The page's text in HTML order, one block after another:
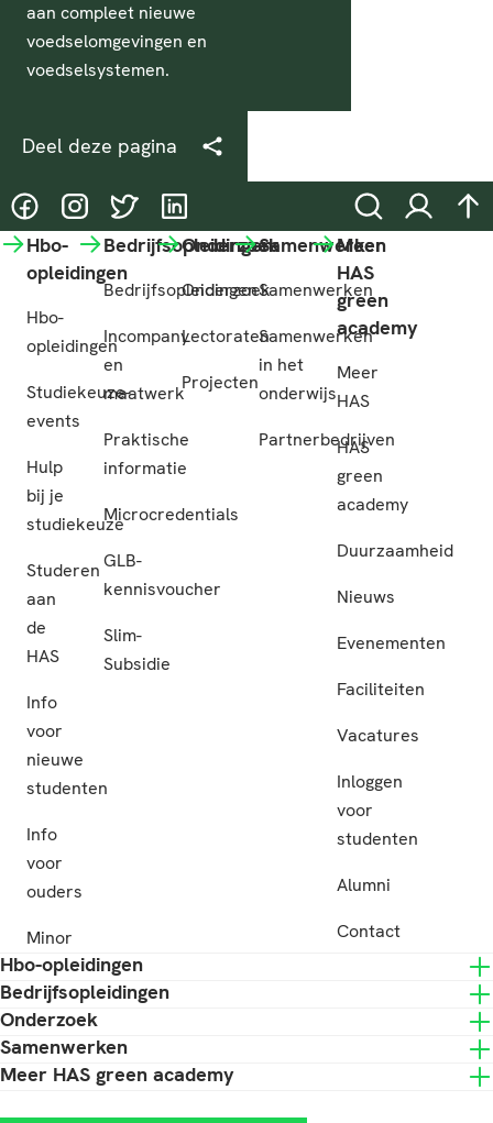
aan compleet nieuwe
voedselomgevingen en
voedselsystemen.
Deel deze pagina
@HASgreenacademy
@HASgreenacademy
@greenacademyHAS
@HASgreenacademy ZoekenInloggen
Hbo-
opleidingen
Hbo-
opleidingen
Studiekeuze-
events
Hulp
bij je
studiekeuze
Studeren
aan
de
HAS
Info
voor
nieuwe
studenten
Info
voor
ouders
Minor
Bedrijfsopleidingen
Bedrijfsopleidingen
Incompany
en
maatwerk
Praktische
informatie
Microcredentials
GLB-
kennisvoucher
Slim-
Subsidie
Onderzoek
Onderzoek
Lectoraten
Projecten
Samenwerken
Samenwerken
Samenwerken
in het
onderwijs
Partnerbedrijven
Meer
HAS
green
academy
Meer
HAS
HAS
green
academy
Duurzaamheid
Nieuws
Evenementen
Faciliteiten
Vacatures
Inloggen
voor
studenten
Alumni
Contact
Hbo-opleidingen
Bedrijfsopleidingen
Onderzoek
Samenwerken
Meer HAS green academy